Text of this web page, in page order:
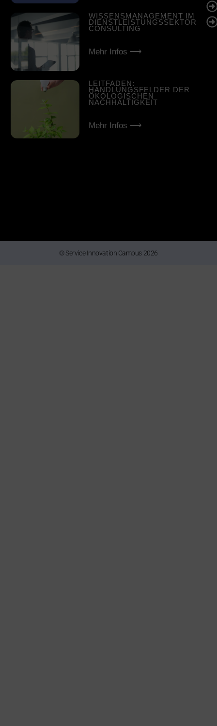
WISSENSMANAGEMENT IM
DIENSTLEISTUNGSSEKTOR
CONSULTING
Mehr Infos ⟶
LEITFADEN:
HANDLUNGSFELDER DER
ÖKOLOGISCHEN
NACHHALTIGKEIT
Mehr Infos ⟶
© Service Innovation Campus 2026